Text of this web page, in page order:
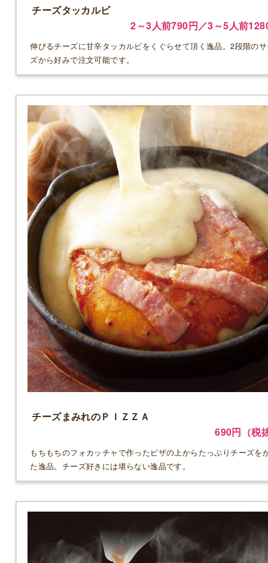
チーズタッカルビ
2～3人前790円／3～5人前
伸びるチーズに甘辛タッカルビをくぐらせて頂く逸品。2段階の
ズから好みで注文可能です。
チーズまみれのＰＩＺＺＡ
690円（税
もちもちのフォカッチャで作ったピザの上からたっぷりチーズを
た逸品。チーズ好きには堪らない逸品です。